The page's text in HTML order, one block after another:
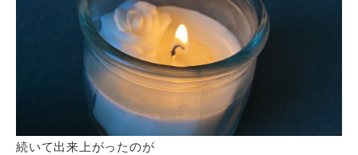
続いて出来上がったのが